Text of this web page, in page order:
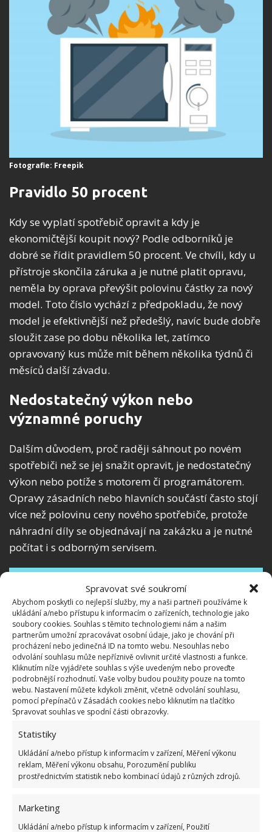
Spravovat své soukromí
Abychom poskytli co nejlepší služby, my a naši partneři používáme k
ukládání a/nebo přístupu k informacím o zařízeních, technologie jako
soubory cookies. Souhlas s těmito technologiemi nám a našim
partnerům umožní zpracovávat osobní údaje, jako je chování při
procházení nebo jedinečná ID na tomto webu. Nesouhlas nebo
odvolání souhlasu může nepříznivě ovlivnit určité vlastnosti a funkce.
Kliknutím níže vyjádřete souhlas s výše uvedeným nebo proveďte
podrobnější rozhodnutí. Vaše volby budou použity pouze na tomto
webu. Nastavení můžete kdykoli změnit, včetně odvolání souhlasu,
pomocí přepínačů v Zásadách cookies nebo kliknutím na tlačítko
Spravovat souhlas ve spodní části obrazovky.
Statistiky
Ukládání a/nebo přístup k informacím v zařízení, Měření výkonu
reklam, Měření výkonu obsahu, Porozumění publiku
prostřednictvím statistik nebo kombinací údajů z různých zdrojů.
Marketing
Ukládání a/nebo přístup k informacím v zařízení, Použití
Fotografie: Freepik
Pravidlo 50 procent
Kdy se vyplatí spotřebič opravit a kdy je
ekonomičtější koupit nový? Podle odborníků je
dobré se řídit pravidlem 50 procent. Ve chvíli, kdy u
přístroje skončila záruka a je nutné platit opravu,
neměla by oprava převýšit polovinu částky za nový
model. Toto číslo vychází z předpokladu, že nový
model je efektivnější než předešlý, navíc bude dobře
sloužit zase po dobu několika let, zatímco
opravovaný kus může mít během několika týdnů či
měsíců další závadu.
Nedostatečný výkon nebo
významné poruchy
Dalším důvodem, proč raději sáhnout po novém
spotřebiči než se jej snažit opravit, je nedostatečný
výkon nebo potíže s motorem či programátorem.
Opravy zásadních nebo hlavních součástí často stojí
více než polovinu ceny nového spotřebiče, protože
náhradní díly se objednávají na zakázku a je nutné
počítat i s odborným servisem.
Fotografie: Freepik
Energeticky neefektivní a
neúsporné